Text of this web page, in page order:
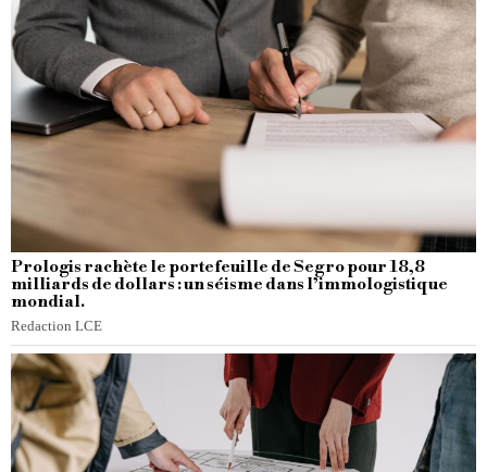
Prologis rachète le portefeuille de Segro pour 18,8
milliards de dollars : un séisme dans l’immologistique
mondial.
Redaction LCE